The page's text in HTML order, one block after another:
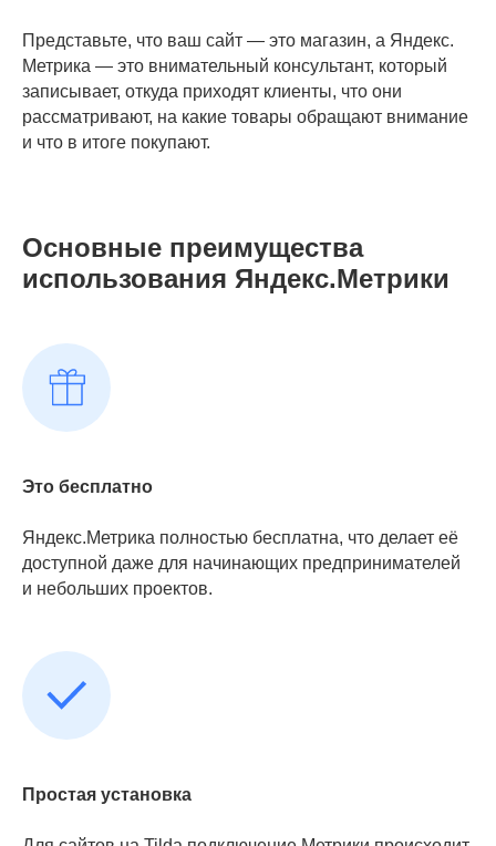
Представьте, что ваш сайт — это магазин, а Яндекс.
Метрика — это внимательный консультант, который
записывает, откуда приходят клиенты, что они
рассматривают, на какие товары обращают внимание
и что в итоге покупают.
Основные преимущества
использования Яндекс.Метрики
Это бесплатно
Яндекс.Метрика полностью бесплатна, что делает её
доступной даже для начинающих предпринимателей
и небольших проектов.
Простая установка